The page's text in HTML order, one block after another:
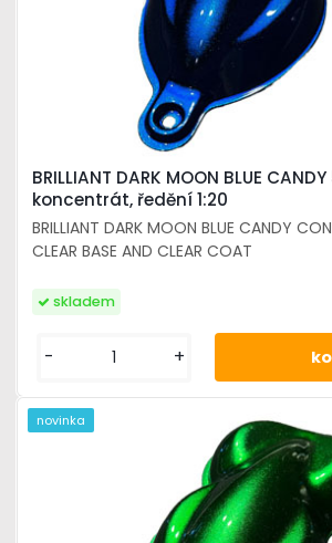
BRILLIANT DARK MOON BLUE
koncentrát, ředění 1:20
BRILLIANT DARK MOON BLUE CANDY
CLEAR BASE AND CLEAR COAT
skladem
- +
novinka